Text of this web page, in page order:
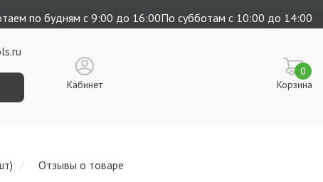
по будням с 9:00 до 16:00По субботам с 10:00 до 14:00
Кабинет Корзина
0
Отзывы о товаре